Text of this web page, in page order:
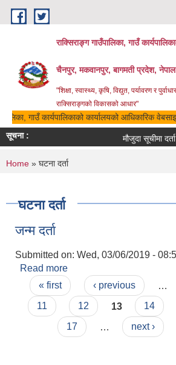
Skip to main content
राक्सिराङ्ग गाउँपालिका, गाउँ
चैनपुर, मकवानपुर, बागमती प्रदेश, नेपाल
"शिक्षा, स्वास्थ्य, कृषि, विद्युत, पर्यावरण र पुर्वाधार
राक्सिराङ्गको विकासको आधार"
गाउँ कार्यपालिकाको कार्यालयको आधिकारिक
सूचना :
मौजुदा सूचीमा
You are here
Home » घटना दर्ता
घटना दर्ता
जन्म दर्ता
Submitted on: Wed, 03/06/2019 -
Read more
Pages
« first ‹ previous
11
12 13 14
17
next ›